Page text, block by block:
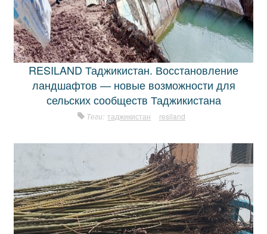
RESILAND Таджикистан. Восстановление
ландшафтов — новые возможности для
сельских сообществ Таджикистана
Теги: таджикистан resiland